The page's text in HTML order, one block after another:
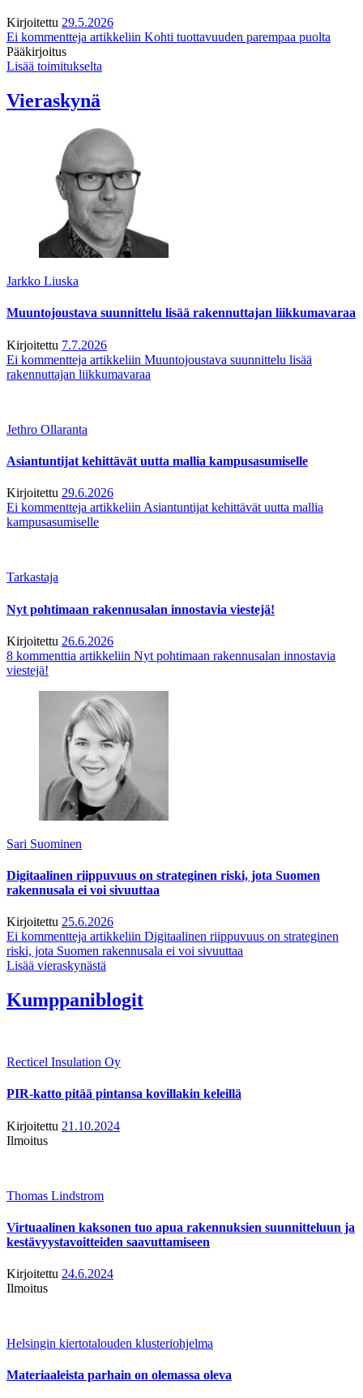
Kirjoitettu 29.5.2026
Ei kommentteja artikkeliin Kohti tuottavuuden parempaa puolta
Pääkirjoitus
Lisää toimitukselta
Vieraskynä
Jarkko Liuska
Muuntojoustava suunnittelu lisää rakennuttajan liikkumavaraa
Kirjoitettu 7.7.2026
Ei kommentteja artikkeliin Muuntojoustava suunnittelu lisää
rakennuttajan liikkumavaraa
Jethro Ollaranta
Asiantuntijat kehittävät uutta mallia kampusasumiselle
Kirjoitettu 29.6.2026
Ei kommentteja artikkeliin Asiantuntijat kehittävät uutta mallia
kampusasumiselle
Tarkastaja
Nyt pohtimaan rakennusalan innostavia viestejä!
Kirjoitettu 26.6.2026
8 kommenttia artikkeliin Nyt pohtimaan rakennusalan innostavia
viestejä!
Sari Suominen
Digitaalinen riippuvuus on strateginen riski, jota Suomen
rakennusala ei voi sivuuttaa
Kirjoitettu 25.6.2026
Ei kommentteja artikkeliin Digitaalinen riippuvuus on strateginen
riski, jota Suomen rakennusala ei voi sivuuttaa
Lisää vieraskynästä
Kumppaniblogit
Recticel Insulation Oy
PIR-katto pitää pintansa kovillakin keleillä
Kirjoitettu 21.10.2024
Ilmoitus
Thomas Lindstrom
Virtuaalinen kaksonen tuo apua rakennuksien suunnitteluun ja
kestävyystavoitteiden saavuttamiseen
Kirjoitettu 24.6.2024
Ilmoitus
Helsingin kiertotalouden klusteriohjelma
Materiaaleista parhain on olemassa oleva